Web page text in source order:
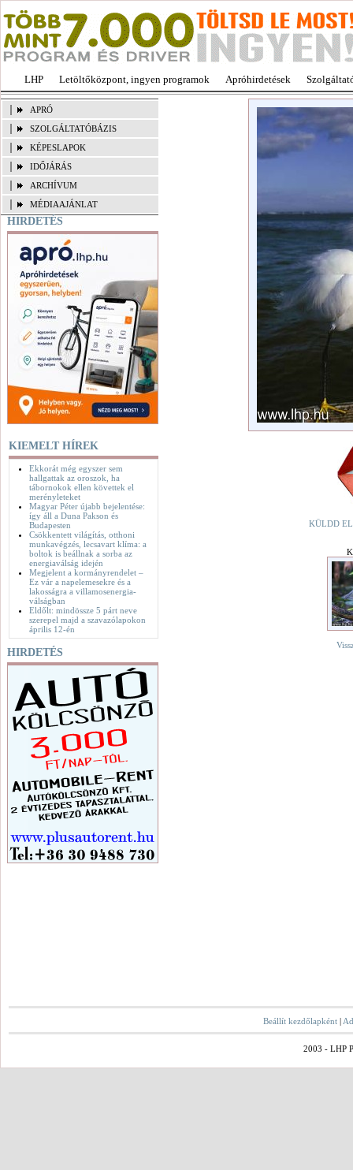
LHP Letöltőközpont, ingyen programok Apróhirdetések
APRÓ
SZOLGÁLTATÓBÁZIS
KÉPESLAPOK
IDŐJÁRÁS
ARCHÍVUM
MÉDIAAJÁNLAT
HIRDETÉS
KIEMELT HÍREK
Ekkorát még egyszer sem
hallgattak az oroszok, ha
tábornokok ellen követtek el
merényleteket
Magyar Péter újabb bejelentése:
így áll a Duna Pakson és
Budapesten
Csökkentett világítás, otthoni
munkavégzés, lecsavart klíma: a
boltok is beállnak a sorba az
energiaválság idején
Megjelent a kormányrendelet –
Ez vár a napelemesekre és a
lakosságra a villamosenergia-
válságban
Eldőlt: mindössze 5 párt neve
szerepel majd a szavazólapokon
április 12-én
HIRDETÉS
KÜLDD
Beállít kezdőlapként |
2003 - LHP